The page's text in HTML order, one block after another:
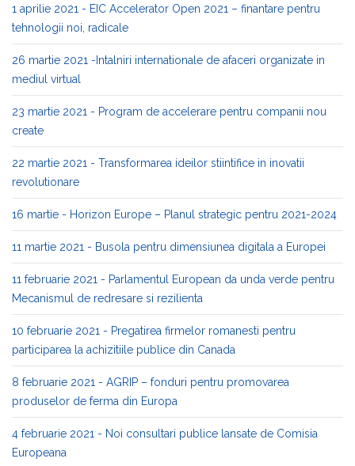
1 aprilie 2021 - EIC Accelerator Open 2021 – finantare pentru
tehnologii noi, radicale
26 martie 2021 -Intalniri internationale de afaceri organizate in
mediul virtual
23 martie 2021 - Program de accelerare pentru companii nou
create
22 martie 2021 - Transformarea ideilor stiintifice in inovatii
revolutionare
16 martie - Horizon Europe – Planul strategic pentru 2021-2024
11 martie 2021 - Busola pentru dimensiunea digitala a Europei
11 februarie 2021 - Parlamentul European da unda verde pentru
Mecanismul de redresare si rezilienta
10 februarie 2021 - Pregatirea firmelor romanesti pentru
participarea la achizitiile publice din Canada
8 februarie 2021 - AGRIP – fonduri pentru promovarea
produselor de ferma din Europa
4 februarie 2021 - Noi consultari publice lansate de Comisia
Europeana